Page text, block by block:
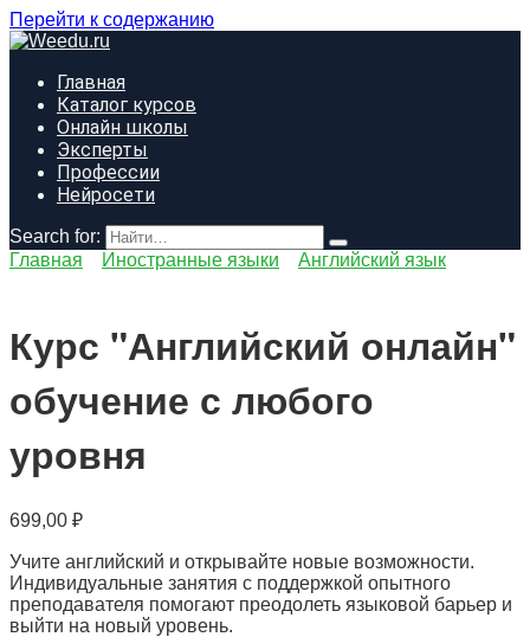
Перейти к содержанию
Главная
Каталог курсов
Онлайн школы
Эксперты
Профессии
Нейросети
Search for:
Главная
Иностранные языки Английский язык
Курс "Английский онлайн"
обучение с любого
уровня
699,00 ₽
Учите английский и открывайте новые возможности.
Индивидуальные занятия с поддержкой опытного
преподавателя помогают преодолеть языковой барьер и
выйти на новый уровень.